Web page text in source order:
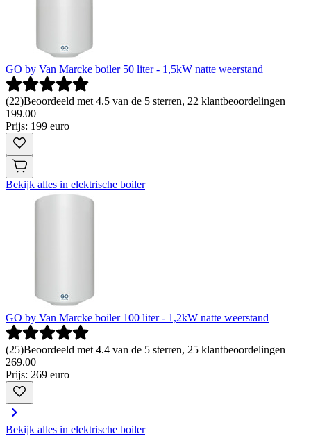
GO by Van Marcke boiler 50 liter - 1,5kW natte weerstand
(22)Beoordeeld met 4.5 van de 5 sterren, 22 klantbeoordelingen
199.00
Prijs: 199 euro
Bekijk alles in elektrische boiler
GO by Van Marcke boiler 100 liter - 1,2kW natte weerstand
(25)Beoordeeld met 4.4 van de 5 sterren, 25 klantbeoordelingen
269.00
Prijs: 269 euro
Bekijk alles in elektrische boiler